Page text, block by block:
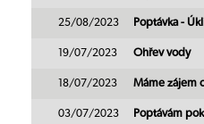
25/08/2023 Poptávka -
19/07/2023 Ohřev vody
18/07/2023 Máme zájem
03/07/2023 Poptávám